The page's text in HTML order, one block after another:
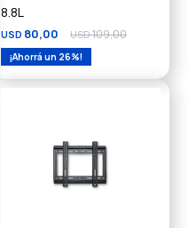
8.8L
USD 80,00 USD109,00
26